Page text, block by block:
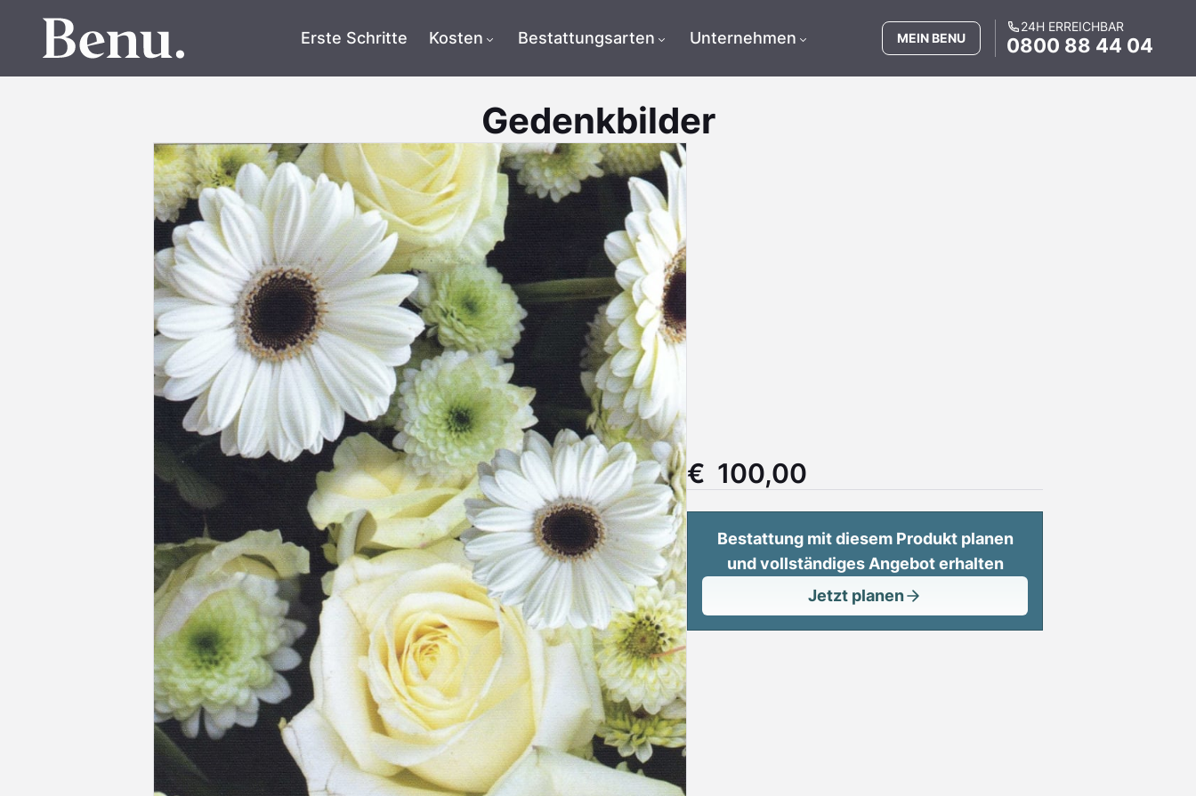
Erste Schritte Kosten Bestattungsarten Unternehmen MEIN BENU
24H ERREICHBAR
0800 88 44 04
Gedenkbilder
€ 100,00
Bestattung mit diesem Produkt planen
und vollständiges Angebot erhalten
Jetzt planen